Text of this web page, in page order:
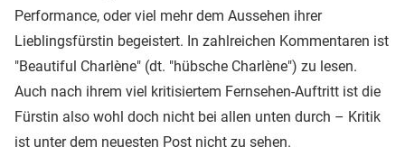
Performance, oder viel mehr dem Aussehen ihrer
Lieblingsfürstin begeistert. In zahlreichen Kommentaren ist
"Beautiful Charlène" (dt. "hübsche Charlène") zu lesen.
Auch nach ihrem viel kritisiertem Fernsehen-Auftritt ist die
Fürstin also wohl doch nicht bei allen unten durch – Kritik
ist unter dem neuesten Post nicht zu sehen.